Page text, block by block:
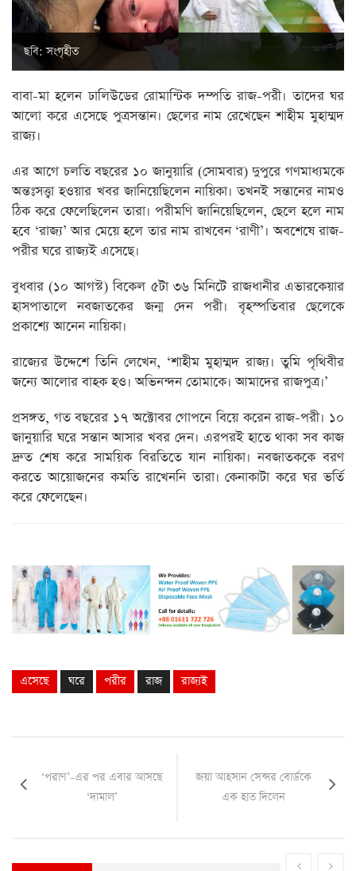
ছবি: সংগৃহীত
বাবা-মা হলেন ঢালিউডের রোমান্টিক দম্পতি রাজ-পরী। তাদের ঘর
আলো করে এসেছে পুত্রসন্তান। ছেলের নাম রেখেছেন শাহীম মুহাম্মদ
রাজ্য।
এর আগে চলতি বছরের ১০ জানুয়ারি (সোমবার) দুপুরে গণমাধ্যমকে
অন্তঃসত্ত্বা হওয়ার খবর জানিয়েছিলেন নায়িকা। তখনই সন্তানের নামও
ঠিক করে ফেলেছিলেন তারা। পরীমণি জানিয়েছিলেন, ছেলে হলে নাম
হবে ‘রাজ্য’ আর মেয়ে হলে তার নাম রাখবেন ‘রাণী’। অবশেষে রাজ-
পরীর ঘরে রাজ্যই এসেছে।
বুধবার (১০ আগস্ট) বিকেল ৫টা ৩৬ মিনিটে রাজধানীর এভারকেয়ার
হাসপাতালে নবজাতকের জন্ম দেন পরী। বৃহস্পতিবার ছেলেকে
প্রকাশ্যে আনেন নায়িকা।
রাজ্যের উদ্দেশে তিনি লেখেন, ‘শাহীম মুহাম্মদ রাজ্য। তুমি পৃথিবীর
জন্যে আলোর বাহক হও। অভিনন্দন তোমাকে। আমাদের রাজপুত্র।’
প্রসঙ্গত, গত বছরের ১৭ অক্টোবর গোপনে বিয়ে করেন রাজ-পরী। ১০
জানুয়ারি ঘরে সন্তান আসার খবর দেন। এরপরই হাতে থাকা সব কাজ
দ্রুত শেষ করে সাময়িক বিরতিতে যান নায়িকা। নবজাতককে বরণ
করতে আয়োজনের কমতি রাখেননি তারা। কেনাকাটা করে ঘর ভর্তি
করে ফেলেছেন।
এসেছে ঘরে পরীর রাজ রাজ্যই
‘পরাণ’-এর পর এবার আসছে
‘দামাল’
জয়া আহসান সেন্সর বোর্ডকে
এক হাত দিলেন